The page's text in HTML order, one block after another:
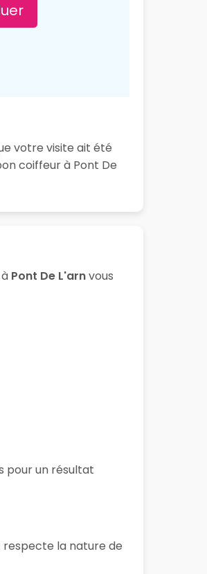
votre visite ait été
coiffeur à Pont De
à Pont De L'arnvous
pour un résultat
respecte la nature de